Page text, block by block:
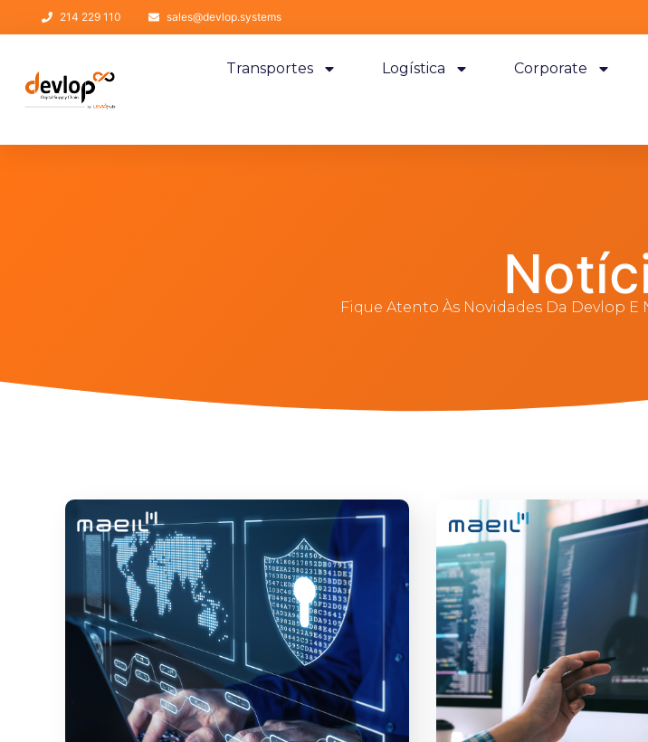
214 229 110 sales@devlop.systems
Transportes Logística Corporate
Fique Atento Às Novidades Da Devlop E